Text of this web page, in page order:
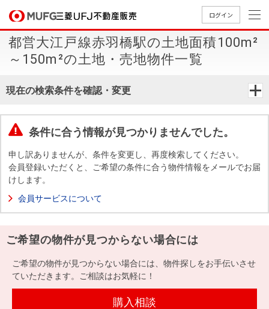
ログイン
買いたいTOP
中古
マン
ンを
探す
築・
一戸
建て
す
売りたいTOP
無
料
定
却
談
売却
店舗案内TOP
店舗のご
案内（首
案内（名
案内（関
会社情報TOP
ごあいさ
つ
要
Way
経営ビジ
ョン
組織図
役員一
沿革
本社地
図
採用情報TOP
新卒採用
情報
採用情報
買いたい
売りたい
店舗案内
会社情報
採用情報
提携企業にお勤めの方
都営大江戸線赤羽橋駅の土地面積100m²
～150m²の土地・売地物件一覧
現在の検索条件を確認・変更
条件に合う情報が見つかりませんでした。
申し訳ありませんが、条件を変更し、再度検索してください。
会員登録いただくと、ご希望の条件に合う物件情報をメールでお届
けします。
会員サービスについて
ご希望の物件が見つからない場合には
ご希望の物件が見つからない場合には、物件探しをお手伝いさせ
ていただきます。ご相談はお気軽に！
購入相談